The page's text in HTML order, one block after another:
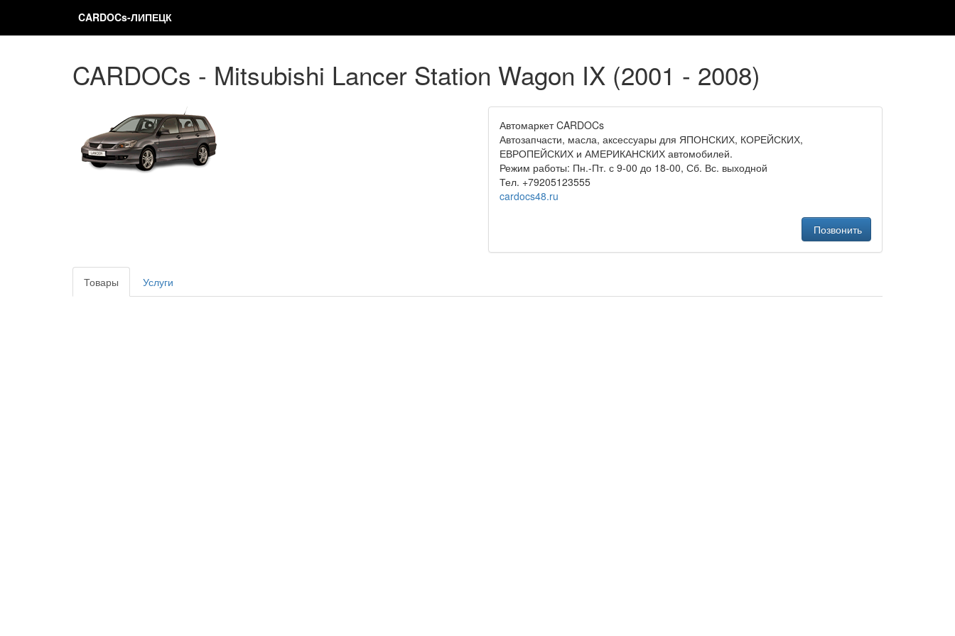
CARDOCs-ЛИПЕЦК
CARDOCs - Mitsubishi Lancer Station Wagon IX (2001 - 2008)
Автомаркет CARDOCs
Автозапчасти, масла, аксессуары для ЯПОНСКИХ, КОРЕЙСКИХ,
ЕВРОПЕЙСКИХ и АМЕРИКАНСКИХ автомобилей.
Режим работы: Пн.-Пт. с 9-00 до 18-00, Сб. Вс. выходной
Тел. +79205123555
cardocs48.ru
Позвонить
Товары Услуги